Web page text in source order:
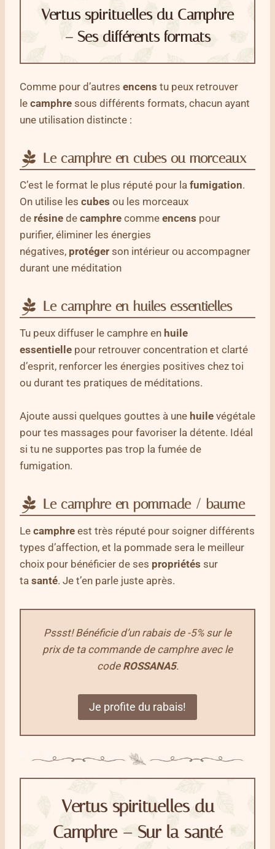
Vertus spirituelles du Camphre
– Ses différents formats
Comme pour d’autres encens tu peux retrouver
le camphre sous différents formats, chacun ayant
une utilisation distincte :
Le camphre en cubes ou morceaux
C’est le format le plus réputé pour la fumigation.
On utilise les cubes ou les morceaux
de résine de camphre comme encens pour
purifier, éliminer les énergies
négatives, protéger son intérieur ou accompagner
durant une méditation
Le camphre en huiles essentielles
Tu peux diffuser le camphre en huile
essentielle pour retrouver concentration et clarté
d’esprit, renforcer les énergies positives chez toi
ou durant tes pratiques de méditations.
Ajoute aussi quelques gouttes à une huile végétale
pour tes massages pour favoriser la détente. Idéal
si tu ne supportes pas trop la fumée de
fumigation.
Le camphre en pommade / baume
Le camphre est très réputé pour soigner différents
types d’affection, et la pommade sera le meilleur
choix pour bénéficier de ses propriétés sur
ta santé. Je t’en parle juste après.
Pssst! Bénéficie d’un rabais de -5% sur le
prix de ta commande de camphre avec le
code ROSSANA5.
Je profite du rabais!
Vertus spirituelles du
Camphre – Sur la santé